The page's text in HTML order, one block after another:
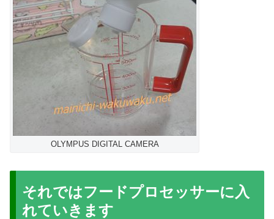
OLYMPUS DIGITAL CAMERA
それではフードプロセッサーに入
れていきます